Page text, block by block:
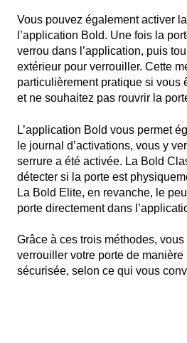
Vous pouvez également activer
l’application Bold. Une fois la
verrou dans l’application, puis
extérieur pour verrouiller. Cette
particulièrement pratique si vous
et ne souhaitez pas rouvrir la
L’application Bold vous permet
le journal d’activations, vous y
serrure a été activée. La Bold
détecter si la porte est
La Bold Elite, en revanche, le
porte directement dans
Grâce à ces trois méthodes,
verrouiller votre porte de manière
sécurisée, selon ce qui vous